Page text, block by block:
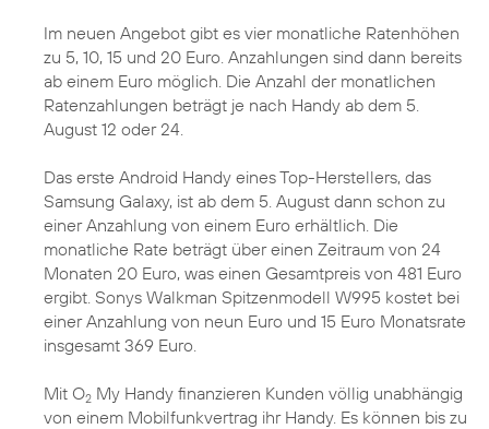
Im neuen Angebot gibt es vier monatliche Ratenhöhen
zu 5, 10, 15 und 20 Euro. Anzahlungen sind dann bereits
ab einem Euro möglich. Die Anzahl der monatlichen
Ratenzahlungen beträgt je nach Handy ab dem 5.
August 12 oder 24.
Das erste Android Handy eines Top-Herstellers, das
Samsung Galaxy, ist ab dem 5. August dann schon zu
einer Anzahlung von einem Euro erhältlich. Die
monatliche Rate beträgt über einen Zeitraum von 24
Monaten 20 Euro, was einen Gesamtpreis von 481 Euro
ergibt. Sonys Walkman Spitzenmodell W995 kostet bei
einer Anzahlung von neun Euro und 15 Euro Monatsrate
insgesamt 369 Euro.
Mit O2 My Handy finanzieren Kunden völlig unabhängig
von einem Mobilfunkvertrag ihr Handy. Es können bis zu